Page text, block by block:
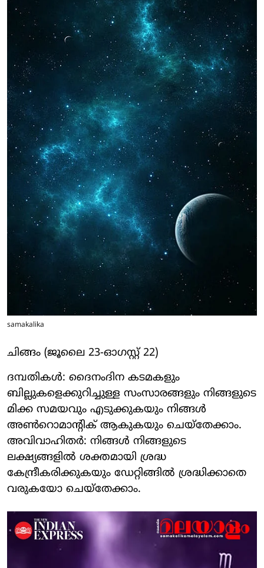
samakalika
ചിങ്ങം (ജൂലൈ 23-ഓഗസ്റ്റ് 22)
ദമ്പതികള്‍: ദൈനംദിന കടമകളും
ബില്ലുകളെക്കുറിച്ചുള്ള സംസാരങ്ങളും നിങ്ങളുടെ
മിക്ക സമയവും എടുക്കുകയും നിങ്ങള്‍
അണ്‍റൊമാന്റിക് ആകുകയും ചെയ്‌തേക്കാം.
അവിവാഹിതര്‍: നിങ്ങള്‍ നിങ്ങളുടെ
ലക്ഷ്യങ്ങളില്‍ ശക്തമായി ശ്രദ്ധ
കേന്ദ്രീകരിക്കുകയും ഡേറ്റിങ്ങില്‍ ശ്രദ്ധിക്കാതെ
വരുകയോ ചെയ്‌തേക്കാം.